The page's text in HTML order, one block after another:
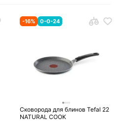
-16% 0-0-24
Сковорода для блинов Tefal 22
NATURAL COOK